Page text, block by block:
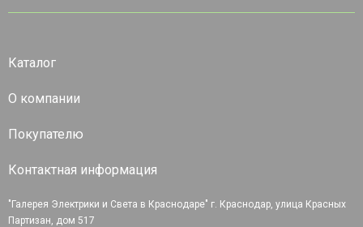
Каталог
О компании
Покупателю
Контактная информация
"Галерея Электрики и Света в Краснодаре" г. Краснодар, улица Красных
Партизан, дом 517